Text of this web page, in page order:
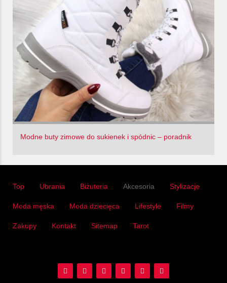
Modne buty zimowe do sukienek i spódnic – poradnik
Top Ubrania Biżuteria Akcesoria Stylizacje
Moda męska Moda dziecięca Lifestyle Filmy
Zakupy Kontakt Sitemap Tarot